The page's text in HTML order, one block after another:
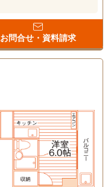
お問合せ・資料請求